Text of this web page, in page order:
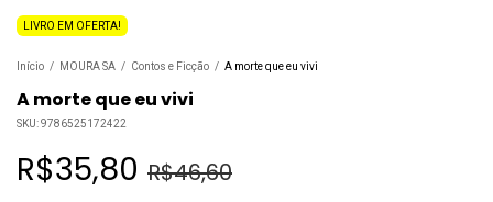
LIVRO EM OFERTA!
Início / MOURA SA / Contos e Ficção / A morte que eu vivi
A morte que eu vivi
SKU:9786525172422
R$35,80 R$46,60